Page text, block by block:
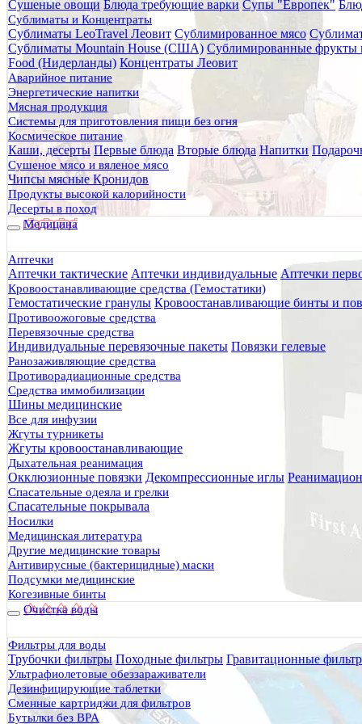
Сушеные овощи Блюда требующие варки Супы "Европек"
Сублиматы и Концентраты
Сублиматы LeoTravel Леовит Сублимированное мясо
Сублиматы Mountain House (США) Сублимированные фрукты
Food (Нидерланды) Концентраты Леовит
Аварийное питание
Энергетические напитки
Мясная продукция
Системы для приготовления пищи без огня
Космическое питание
Каши, десерты Первые блюда Вторые блюда Напитки
Сушеное мясо и вяленое мясо
Чипсы мясные Кронидов
Продукты высокой калорийности
Десерты в поход
Медицина
Аптечки
Аптечки тактические Аптечки индивидуальные Аптечки
Кровоостанавливающие средства (Гемостатики)
Гемостатические гранулы Кровоостанавливающие бинты и
Противоожоговые средства
Перевязочные средства
Индивидуальные перевязочные пакеты Повязки гелевые
Ранозаживляющие средства
Противорадиационные средства
Средства иммобилизации
Шины медицинские
Все для инфузии
Жгуты турникеты
Жгуты кровоостанавливающие
Дыхательная реанимация
Окклюзионные повязки Декомпрессионные иглы
Спасательные одеяла и грелки
Спасательные покрывала
Носилки
Медицинская литература
Другие медицинские товары
Антивирусные (бактерицидные) маски
Подсумки медицинские
Когезивные бинты
Очистка воды
Фильтры для воды
Трубочки фильтры Походные фильтры Гравитационные
Ультрафиолетовые обеззараживатели
Дезинфицирующие таблетки
Сменные картриджи для фильтров
Бутылки без BPA
Главная
Каталог товаров
Туристическое снаряжение
Туристическая посуда
Канистры, ведра
Канистра 10 литров
Канистра 10 литров
8520.00 руб.
7923.6 руб.